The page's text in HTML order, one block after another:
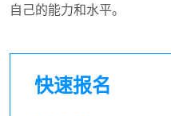
自己的能力和水平。
快速报名